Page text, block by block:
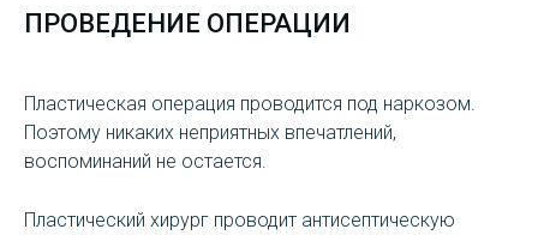
ПРОВЕДЕНИЕ ОПЕРАЦИИ
Пластическая операция проводится под наркозом.
Поэтому никаких неприятных впечатлений,
воспоминаний не остается.
Пластический хирург проводит антисептическую